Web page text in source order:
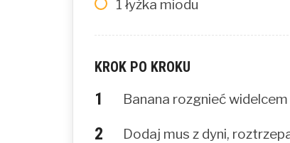
1 łyżka miodu
KROK PO KROKU
Banana rozgnieć
Dodaj mus z dyni,